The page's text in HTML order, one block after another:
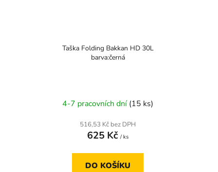
Taška Folding Bakkan HD 30L
barva:černá
4-7 pracovních dní (15 ks)
516,53 Kč bez DPH
625 Kč / ks
DO KOŠÍKU